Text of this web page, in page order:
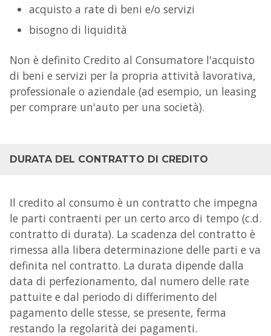
acquisto a rate di beni e/o servizi
bisogno di liquidità
Non è definito Credito al Consumatore l'acquisto
di beni e servizi per la propria attività lavorativa,
professionale o aziendale (ad esempio, un leasing
per comprare un'auto per una società).
DURATA DEL CONTRATTO DI CREDITO
Il credito al consumo è un contratto che impegna
le parti contraenti per un certo arco di tempo (c.d.
contratto di durata). La scadenza del contratto è
rimessa alla libera determinazione delle parti e va
definita nel contratto. La durata dipende dalla
data di perfezionamento, dal numero delle rate
pattuite e dal periodo di differimento del
pagamento delle stesse, se presente, ferma
restando la regolarità dei pagamenti.